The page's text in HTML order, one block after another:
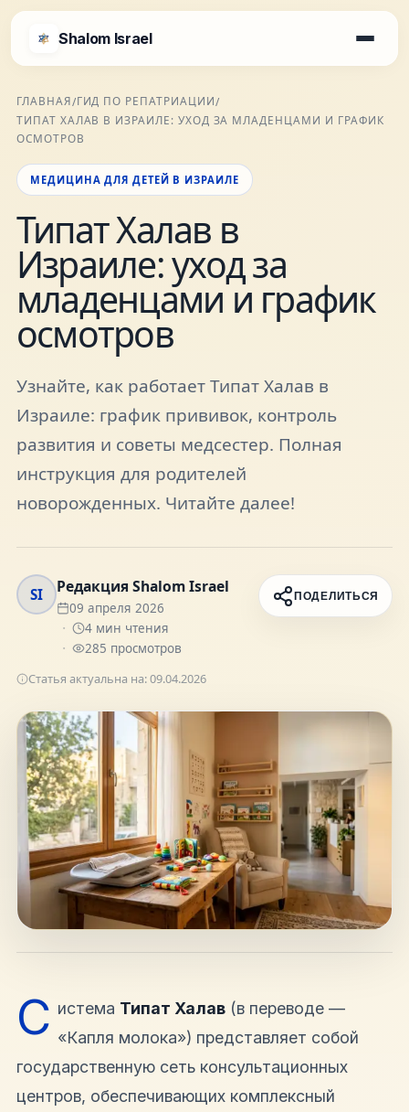
Shalom Israel
Блог
Афиша
Специалисты
Присоединяйтесь к нам
Получайте актуальные новости и советы о
Подписаться
Telegram
hello@shalomisrael.ru
ГЛАВНАЯ/ГИД ПО РЕПАТРИАЦИИ/
ТИПАТ ХАЛАВ В ИЗРАИЛЕ: УХОД ЗА МЛАДЕНЦАМИ И ГРАФИК
ОСМОТРОВ
МЕДИЦИНА ДЛЯ ДЕТЕЙ В ИЗРАИЛЕ
Типат Халав в
Израиле: уход за
младенцами и график
осмотров
Узнайте, как работает Типат Халав в
Израиле: график прививок, контроль
развития и советы медсестер. Полная
инструкция для родителей
новорожденных. Читайте далее!
SI Редакция Shalom Israel
09 апреля 2026
4мин чтения
285 просмотров
ПОДЕЛИТЬСЯ
Статья актуальна на:09.04.2026
С истема Типат Халав(в переводе —
«Капля молока») представляет собой
государственную сеть консультационных
центров, обеспечивающих комплексный